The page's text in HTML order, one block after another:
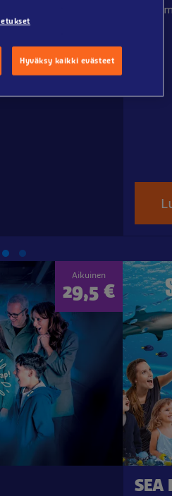
Lippu on voimassa
18.10.2026 asti.
Aikuinen
29,5 €
SEA
Hyväksy kaikki evästeet